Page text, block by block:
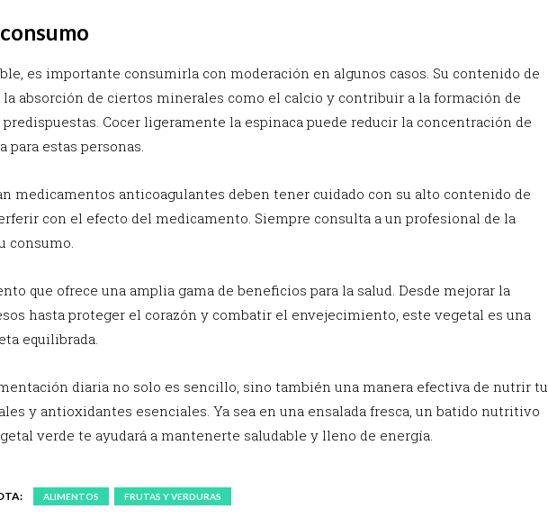
es importante consumirla con moderación en algunos casos. Su contenido de
absorción de ciertos minerales como el calcio y contribuir a la formación de
Cocer ligeramente la espinaca puede reducir la concentración de
para estas personas.
medicamentos anticoagulantes deben tener cuidado con su alto contenido de
con el efecto del medicamento. Siempre consulta a un profesional de la
consumo.
que ofrece una amplia gama de beneficios para la salud. Desde mejorar la
hasta proteger el corazón y combatir el envejecimiento, este vegetal es una
equilibrada.
diaria no solo es sencillo, sino también una manera efectiva de nutrir tu
y antioxidantes esenciales. Ya sea en una ensalada fresca, un batido nutritivo
verde te ayudará a mantenerte saludable y lleno de energía.
ALIMENTOS FRUTAS Y VERDURAS